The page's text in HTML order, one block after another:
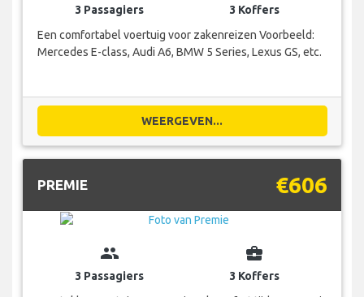
3 Passagiers
3 Koffers
Een comfortabel voertuig voor zakenreizen Voorbeeld:
Mercedes E-class, Audi A6, BMW 5 Series, Lexus GS, etc.
WEERGEVEN...
PREMIE €606
group
3 Passagiers
business_center
3 Koffers